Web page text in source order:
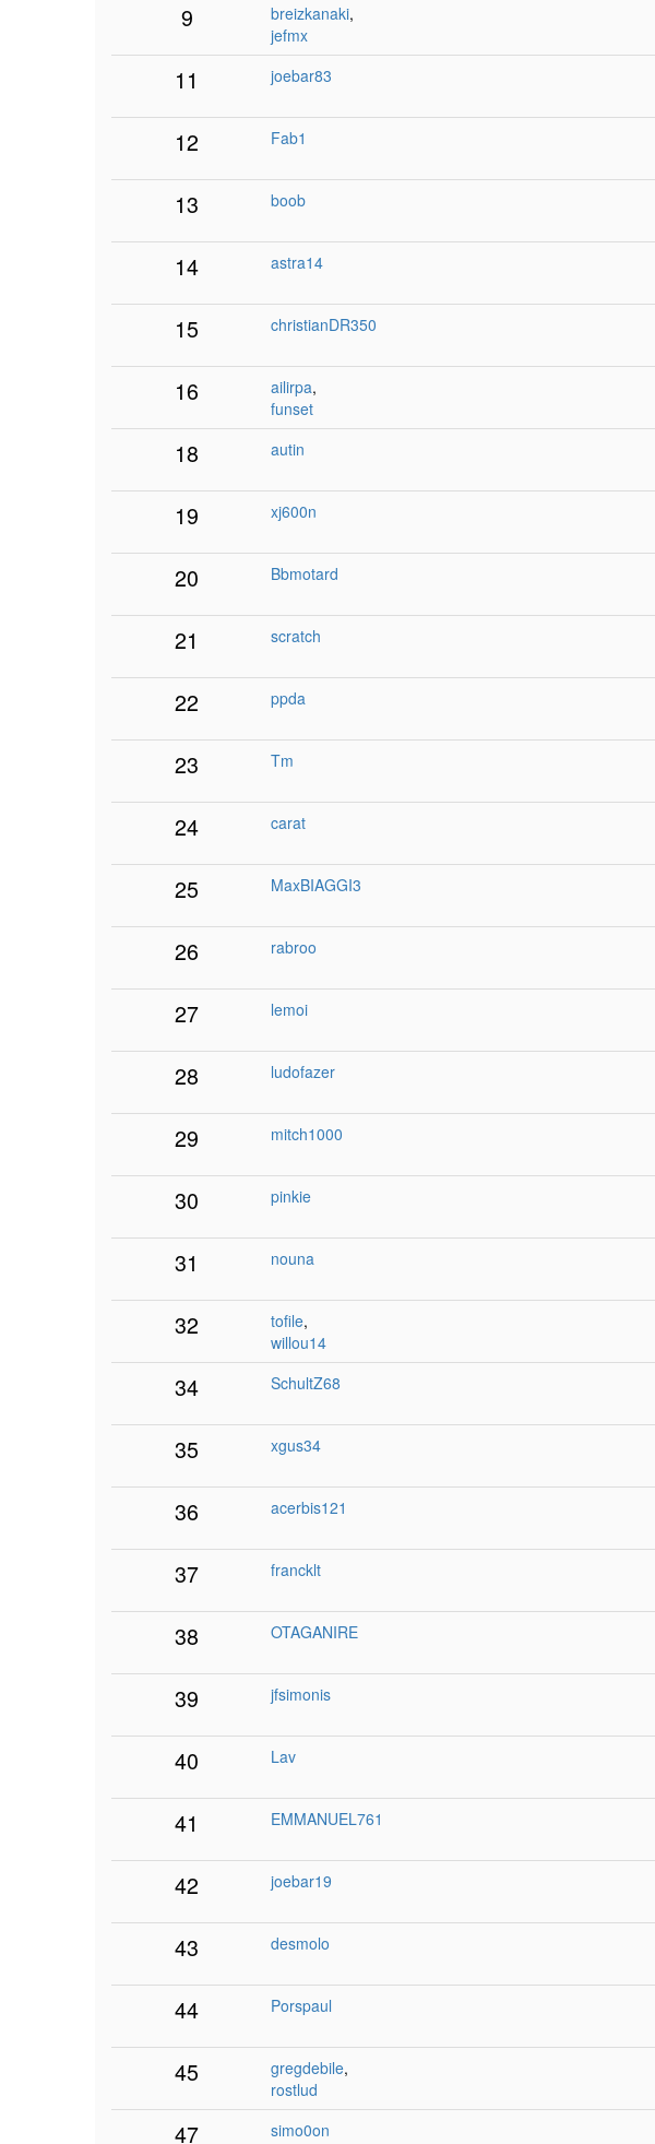
9 breizkanaki,
jefmx
11 joebar83
12 Fab1
13 boob
14 astra14
15 christianDR350
16 ailirpa,
funset
18 autin
19 xj600n
20 Bbmotard
21 scratch
22 ppda
23 Tm
24 carat
25 MaxBIAGGI3
26 rabroo
27 lemoi
28 ludofazer
29 mitch1000
30 pinkie
31 nouna
32 tofile,
willou14
34 SchultZ68
35 xgus34
36 acerbis121
37 francklt
38 OTAGANIRE
39 jfsimonis
40 Lav
41 EMMANUEL761
42 joebar19
43 desmolo
44 Porspaul
45 gregdebile,
rostlud
47 simo0on